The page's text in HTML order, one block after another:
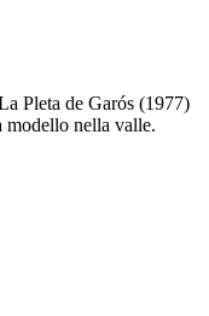
Pleta de Garós (1977)
modello nella valle.